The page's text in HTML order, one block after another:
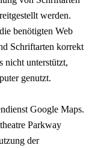
werden.
benötigten Web
Schriftarten korrekt
nicht unterstützt,
genutzt.
Google Maps.
Parkway
der